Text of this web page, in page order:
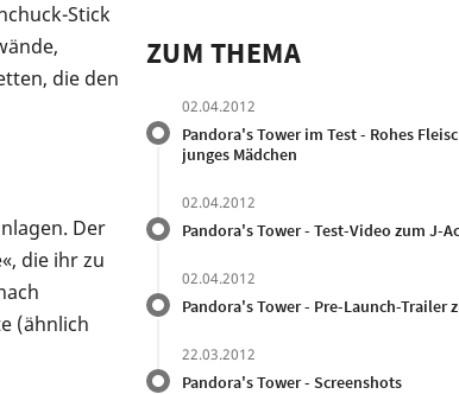
Stick
die den
Der
die ihr zu
(ähnlich
ZUM THEMA
02.04.2012
Pandora's Tower im Test - Rohes
junges Mädchen
02.04.2012
Pandora's Tower - Test-Video zum J-
02.04.2012
Pandora's Tower - Pre-Launch-Trailer
22.03.2012
Pandora's Tower - Screenshots